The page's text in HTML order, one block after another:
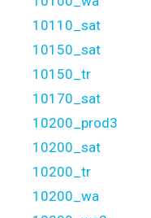
10110_sat
10150_sat
10150_tr
10170_sat
10200_prod3
10200_sat
10200_tr
10200_wa